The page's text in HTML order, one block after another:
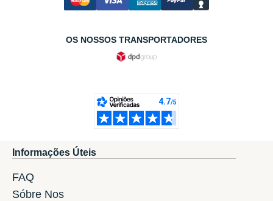
OS NOSSOS TRANSPORTADORES
Informações Úteis
FAQ
Sóbre Nos